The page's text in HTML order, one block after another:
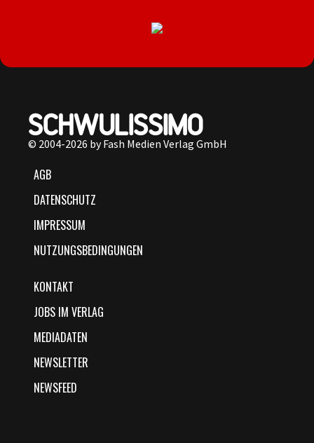
© 2004-2026 by Fash Medien Verlag GmbH
AGB
DATENSCHUTZ
IMPRESSUM
NUTZUNGSBEDINGUNGEN
KONTAKT
JOBS IM VERLAG
MEDIADATEN
NEWSLETTER
NEWSFEED